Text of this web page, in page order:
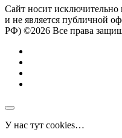
Сайт носит
и не является публичной
РФ) ©2026 Все права
У нас тут cookies…